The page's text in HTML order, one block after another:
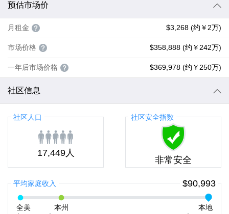
预估市场价
月租金 $3,268 (约￥2万)
市场价格 $358,888 (约￥242万)
一年后市场价格 $369,978 (约￥250万)
社区信息
社区人口
17,449人
社区安全指数
非常安全
平均家庭收入 $90,993
全美
本州
本地